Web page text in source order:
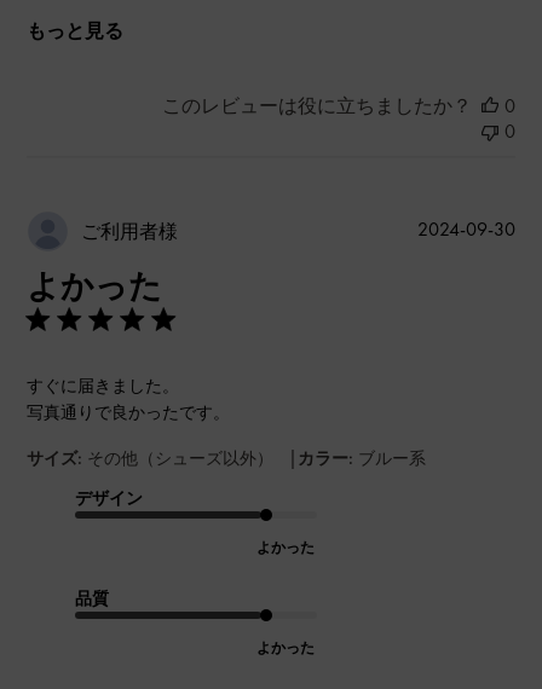
もっと見る
このレビューは役に立ちましたか？
0
0
ご利用者様
よかった
すぐに届きました。
写真通りで良かったです。
サイズ: その他（シューズ以外） | カラー: ブルー系
デザイン
よかった
品質
よかった
公
2024-09-30